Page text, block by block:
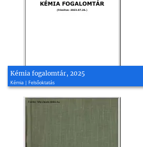
Kémia fogalomtár, 2025
Kémia | Felsőoktatás